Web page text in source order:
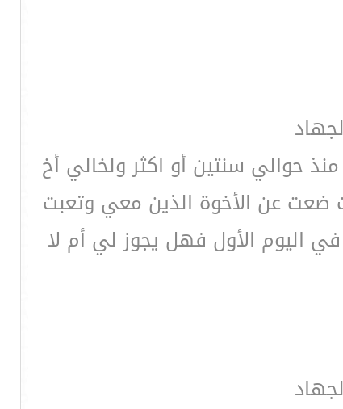
حوالي سنتين أو اكثر ولخالي أخ
ضعت عن الأخوة الذين معي وتعبت
اليوم الأول فهل يجوز لي أم لا